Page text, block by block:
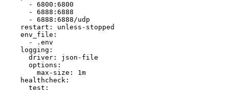
      - 6800:6800
      - 6888:6888
      - 6888:6888/udp
    restart: unless-stopped
    env_file:
      - .env
    logging:
      driver: json-file
      options:
        max-size: 1m
    healthcheck:
      test: